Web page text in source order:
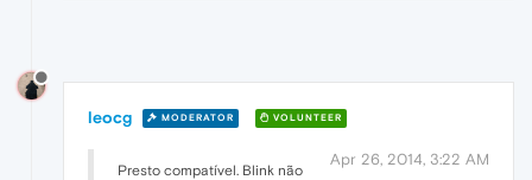
leocg MODERATOR VOLUNTEER
Apr 26, 2014, 3:22 AM
Presto compatível. Blink não